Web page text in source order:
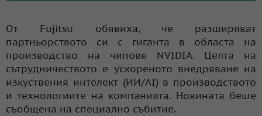
От Fujitsu обявиха, че разширяват
партньорството си с гиганта в областа на
производство на чипове NVIDIA. Целта на
сътрудничеството е ускореното внедряване на
изкуствения интелект (ИИ/AI) в производството
и технологиите на компанията. Новината беше
съобщена на специално събитие.